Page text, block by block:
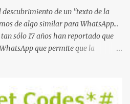
de un "texto de la
de algo similar para WhatsApp...
sólo 17 años han reportado que
que permite que la
y funciona correctamente en la
y de WhatsApp incluyendo la